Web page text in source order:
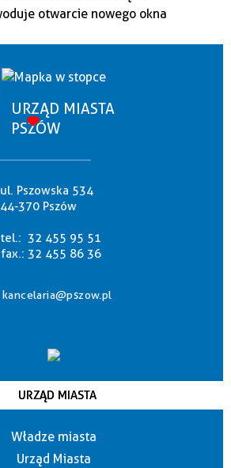
URZĄD MIASTA
PSZÓW
ul. Pszowska 534
44-370 Pszów
tel.: 32 455 95 51
fax.: 32 455 86 36
kancelaria@pszow.pl
URZĄD MIASTA
Władze miasta
Urząd Miasta